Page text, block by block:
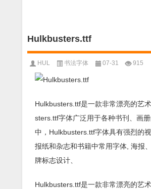
Hulkbusters.ttf
HUL 书法字体 07-31 915
Hulkbusters.ttf是一款非常漂亮的艺
sters.ttf字体广泛用于各种书刊、画
中，Hulkbusters.ttf字体具有强烈的视
报纸和杂志和书籍中常用字体, 海报
牌标志设计、
Hulkbusters.ttf是一款非常漂亮的艺